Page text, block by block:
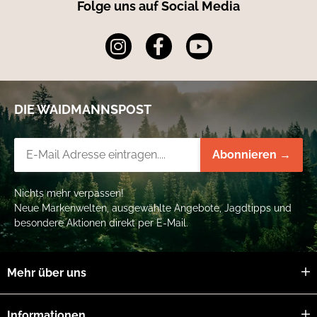
Folge uns auf Social Media
DIE WAIDMANNSPOST
Abonnieren →
Nichts mehr verpassen!
Neue Markenwelten, ausgewählte Angebote, Jagdtipps und
besondere Aktionen direkt per E-Mail.
Mehr über uns